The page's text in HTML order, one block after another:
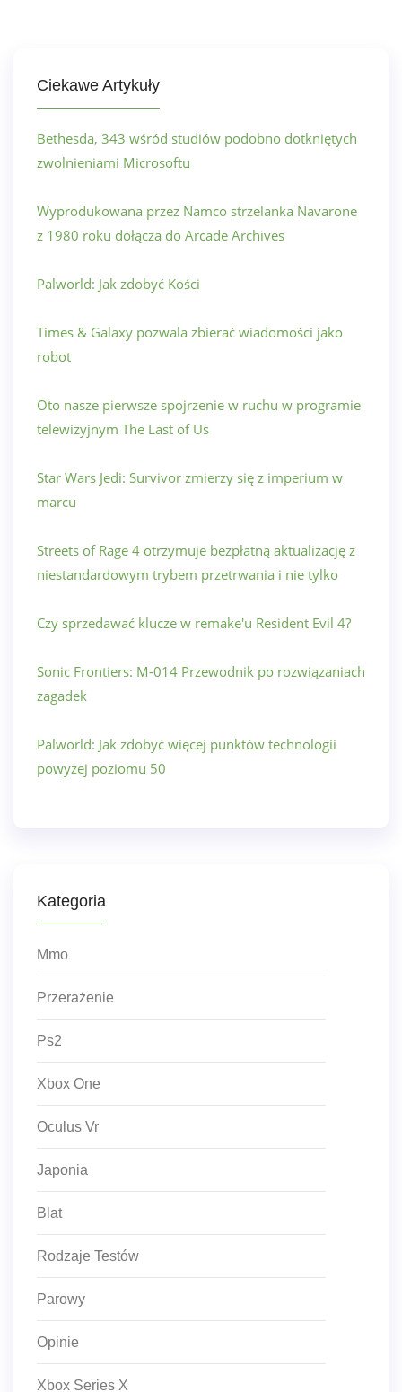
Ciekawe Artykuły
Bethesda, 343 wśród studiów podobno dotkniętych
zwolnieniami Microsoftu
Wyprodukowana przez Namco strzelanka Navarone
z 1980 roku dołącza do Arcade Archives
Palworld: Jak zdobyć Kości
Times & Galaxy pozwala zbierać wiadomości jako
robot
Oto nasze pierwsze spojrzenie w ruchu w programie
telewizyjnym The Last of Us
Star Wars Jedi: Survivor zmierzy się z imperium w
marcu
Streets of Rage 4 otrzymuje bezpłatną aktualizację z
niestandardowym trybem przetrwania i nie tylko
Czy sprzedawać klucze w remake'u Resident Evil 4?
Sonic Frontiers: M-014 Przewodnik po rozwiązaniach
zagadek
Palworld: Jak zdobyć więcej punktów technologii
powyżej poziomu 50
Kategoria
Mmo
Przerażenie
Ps2
Xbox One
Oculus Vr
Japonia
Blat
Rodzaje Testów
Parowy
Opinie
Xbox Series X